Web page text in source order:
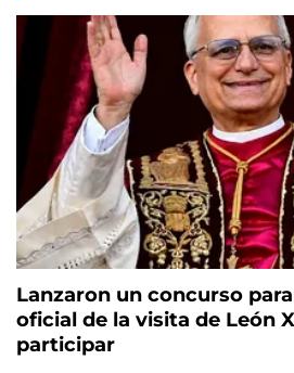
Lanzaron un concurso
oficial de la visita de León
participar